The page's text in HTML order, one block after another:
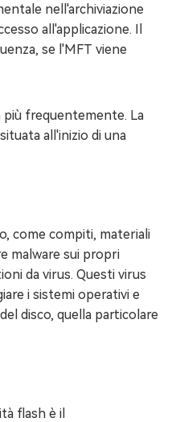
nell'archiviazione
all'applicazione. Il
se l'MFT viene
più frequentemente. La
all'inizio di una
come compiti, materiali
malware sui propri
da virus. Questi virus
i sistemi operativi e
disco, quella particolare
flash è il